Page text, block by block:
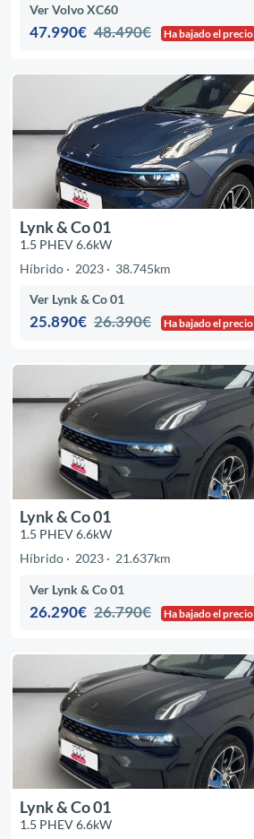
Ver Volvo XC60
47.990€ 48.490€ Ha bajado el precio
Lynk & Co 01
1.5 PHEV 6.6kW
Híbrido
2023 38.745km
Ver Lynk & Co 01
25.890€ 26.390€ Ha bajado el precio
Lynk & Co 01
1.5 PHEV 6.6kW
Híbrido
2023 21.637km
Ver Lynk & Co 01
26.290€ 26.790€ Ha bajado el precio
Lynk & Co 01
1.5 PHEV 6.6kW